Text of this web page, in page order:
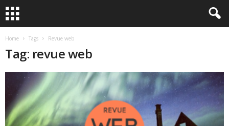
Home Tags Revue web
Tag: revue web